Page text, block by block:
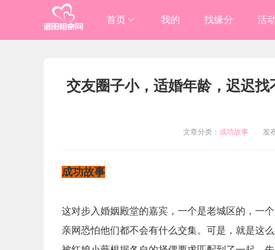
首页
 洛阳
我的 找缘分 活
交友圈子小，适婚年龄，迟迟
文章分类： 成功故事发布
成功故事
这对步入婚姻殿堂的嘉宾，一个是老城区的，一
亲网恐怕他们都不会有什么交集。可是，就是这